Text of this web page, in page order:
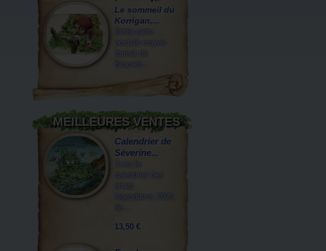
Le sommeil du
Korrigan,...
Cette carte
postale moyen
format de
Brucero...
MEILLEURES VENTES
Calendrier de
Séverine...
Avec le
calendrier des
chats
légendaires 2026
de...
13,50 €